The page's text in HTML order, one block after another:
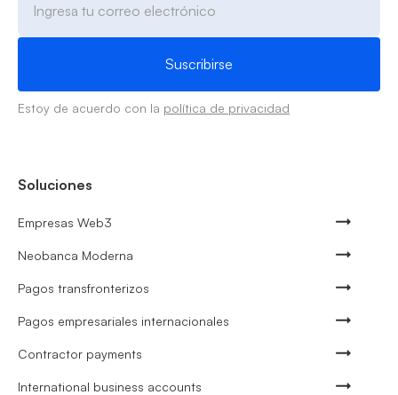
Estoy de acuerdo con la política de privacidad
Soluciones
Empresas Web3
Neobanca Moderna
Pagos transfronterizos
Pagos empresariales internacionales
Contractor payments
International business accounts